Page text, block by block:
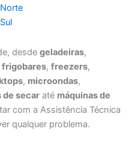
desdegeladeiras,
frigobares,freezers,
, microondas,
de secar até máquinas de
com a Assistência Técnica
qualquer problema.